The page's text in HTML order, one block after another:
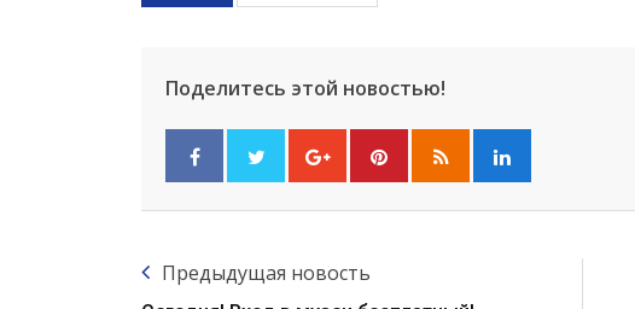
Поделитесь этой новостью!
Предыдущая новость